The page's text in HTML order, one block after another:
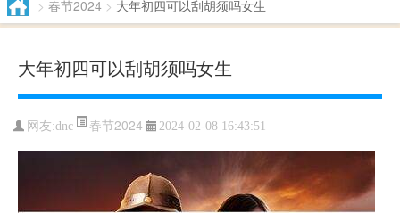
> 春节2024 > 大年初四可以刮胡须吗女生
大年初四可以刮胡须吗女生
网友:dnc 春节2024 2024-02-08 16:43:51